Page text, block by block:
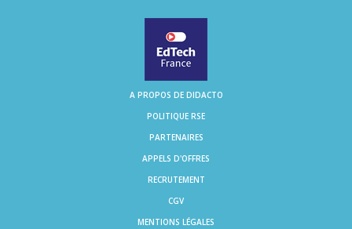
A PROPOS DE DIDACTO
POLITIQUE RSE
PARTENAIRES
APPELS D'OFFRES
RECRUTEMENT
CGV
MENTIONS LÉGALES